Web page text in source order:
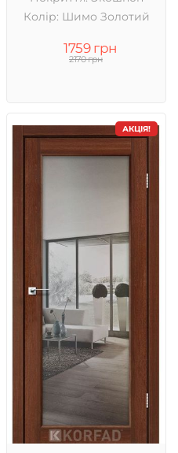
Колір: Шимо Золотий
1759 грн
2170 грн
АКЦІЯ!